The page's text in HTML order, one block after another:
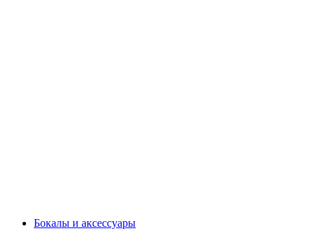
Бокалы и аксессуары